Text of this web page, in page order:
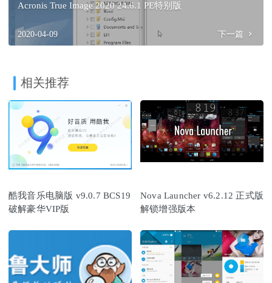
Acronis True Image 2020 24.6.1 PE特别版
2020-04-09 下一篇
相关推荐
酷我音乐电脑版 v9.0.7 BCS19
破解豪华VIP版
Nova Launcher v6.2.12 正式版
解锁增强版本